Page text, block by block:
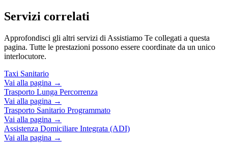
Servizi correlati
Approfondisci gli altri servizi di Assistiamo Te collegati a questa
pagina. Tutte le prestazioni possono essere coordinate da un unico
interlocutore.
Taxi Sanitario
Vai alla pagina →
Trasporto Lunga Percorrenza
Vai alla pagina →
Trasporto Sanitario Programmato
Vai alla pagina →
Assistenza Domiciliare Integrata (ADI)
Vai alla pagina →